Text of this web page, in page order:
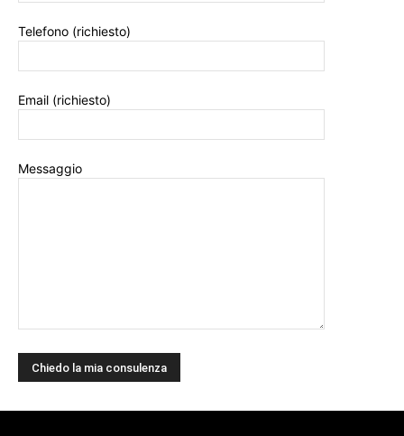
Telefono (richiesto)
Email (richiesto)
Messaggio